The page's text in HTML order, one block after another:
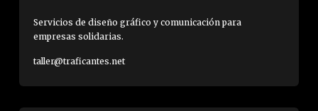
Servicios de diseño gráfico y comunicación para
empresas solidarias.
taller@traficantes.net